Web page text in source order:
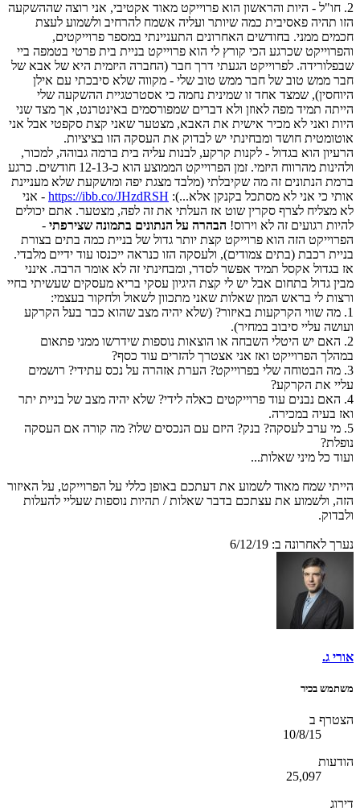
2. חו"ל - היות והראשון הוא פרוייקט מאוד אקטיבי, אני רוצה שההשקעה
הזו תהיה פאסיבית כמה שיותר ועליה אשמח להרחיב ולשמוע לעצת
חכמים ממני. בחודשים האחרונים התעניינתי במספר פרוייקטים,
והפרוייקט שכרגע הכי קורץ לי הוא פרוייקט בניית בית פרטי בטמפה ביי
שבפלורידה. לפרוייקט הגעתי דרך חבר (החברה היזמית היא של אבא של
חבר ממש טוב של חבר ממש טוב שלי - מקווה שלא סיבכתי עם אילן
היוחסין), שמצד אחד זו שמינית נחמה כי אסטרטגיית ההשקעה שלי
הייתה תמיד מפה לאוזן ולא דברים שמפורסמים באינטרנט, אך מצד שני
היות ואני לא מכיר אישית את האבא, מצטער שאני קצת סקפטי אבל אני
אוטומטית חושד ומבחינתי יש לבדוק את העסקה הזו בציציות.
הרעיון הוא בגדול - לקנות קרקע, לבנות עליה בית ברמה גבוהה, למכור,
ולהינות מהרווח היזמי. זמן הפרוייקט הממוצע הוא כ-12-13 חודשים. כרגע
ברמת הנתונים זה מה שקיבלתי (מלבד מצגת יפה ומושקעת שלא מעניינת
אותי כי אני לא מסתכל בקנקן אלא...): https://ibb.co/JHzdRSH - אני
לא מצליח לצרף סקרין שוט אז העלתי את זה לפה, מצטער. אתם יכולים
להיות רגועים זה לא וירוס! הבהרה על הנתונים בתמונה שצירפתי -
הפרוייקט הזה הוא פרוייקט קצת יותר גדול של בניית כמה בתים בצורת
בניית רכבת (בתים צמודים), ולעסקה הזו כנראה ייכנסו עוד ידיים מלבדי.
אז בגדול אקסל תמיד אפשר לסדר, ומבחינתי זה לא אומר הרבה. אינני
מבין גדול בתחום אבל יש לי קצת היגיון עסקי בריא מעסקים שעשיתי בחיי
ורצות לי בראש המון שאלות שאני מתכוון לשאול ולחקור בעצמי:
1. מה שווי הקרקעות באיזור? (שלא יהיה מצב שהוא כבר בעל הקרקע
ועושה עליי סיבוב במחיר).
2. האם יש היטלי השבחה או הוצאות נוספות שידרשו ממני פתאום
במהלך הפרוייקט ואז אני אצטרך להזרים עוד כסף?
3. מה הבטוחה שלי בפרוייקט? הערת אזהרה על נכס עתידי? רושמים
עליי את הקרקע?
4. האם נבנים עוד פרוייקטים כאלה לידי? שלא יהיה מצב של בניית יתר
ואז בעיה במכירה.
5. מי ערב לעסקה? בנק? היזם עם הנכסים שלו? מה קורה אם העסקה
נופלת?
ועוד כל מיני שאלות...
הייתי שמח מאוד לשמוע את דעתכם באופן כללי על הפרוייקט, על האיזור
הזה, ולשמוע את עצתכם בדבר שאלות / תהיות נוספות שעליי להעלות
ולבדוק.
נערך לאחרונה ב: 6/12/19
אורי ג.
משתמש בכיר
הצטרף ב
10/8/15
הודעות
25,097
דירוג